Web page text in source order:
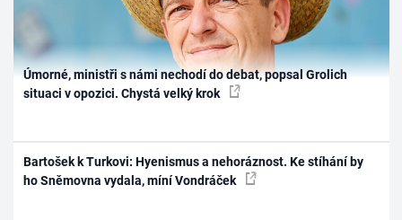
Úmorné, ministři s námi nechodí do debat, popsal Grolich
situaci v opozici. Chystá velký krok
Bartošek k Turkovi: Hyenismus a nehoráznost. Ke stíhání by
ho Sněmovna vydala, míní Vondráček